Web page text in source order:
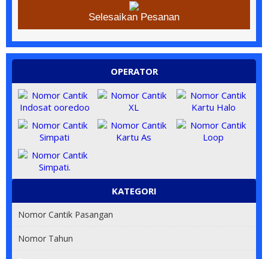
OPERATOR
KATEGORI
Nomor Cantik Pasangan
Nomor Tahun
Selesaikan Pesanan